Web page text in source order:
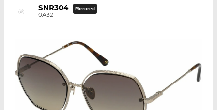
SNR304
0A32
Mirrored